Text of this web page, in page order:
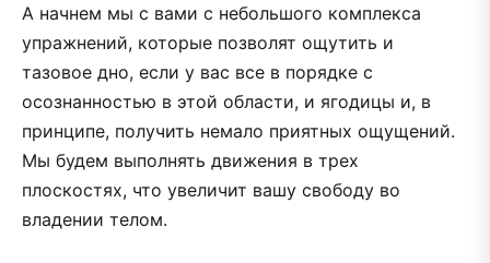
А начнем мы с вами с небольшого комплекса
упражнений, которые позволят ощутить и
тазовое дно, если у вас все в порядке с
осознанностью в этой области, и ягодицы и, в
принципе, получить немало приятных ощущений.
Мы будем выполнять движения в трех
плоскостях, что увеличит вашу свободу во
владении телом.